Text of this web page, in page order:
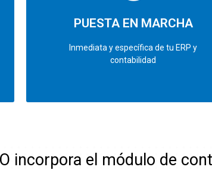
PUESTA EN MARCHA
Inmediata y específica de tu ERP y
contabilidad
incorpora el módulo de